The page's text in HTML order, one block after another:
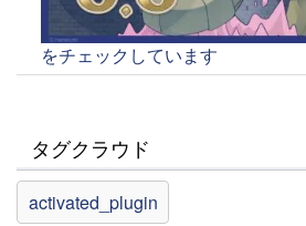
をチェックしています
タグクラウド
activated_plugin